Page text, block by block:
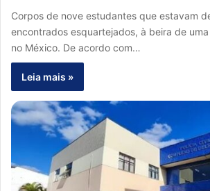
Corpos de nove estudantes que estavam
encontrados esquartejados, à beira de
no México. De acordo com…
Leia mais »